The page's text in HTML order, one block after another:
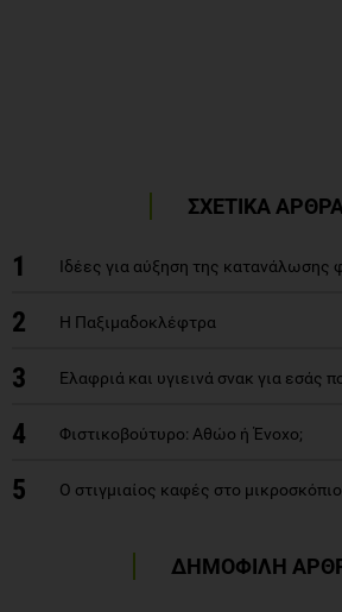
ΣΧΕΤΙΚΑ
1 Ιδέες για αύξηση της κατανάλωσης
2 Η Παξιμαδοκλέφτρα
3 Ελαφριά και υγιεινά σνακ για εσάς
4 Φιστικοβούτυρο: Αθώο ή Ένοχο;
5 Ο στιγμιαίος καφές στο μικροσκόπιο
ΔΗΜΟΦΙΛΗ